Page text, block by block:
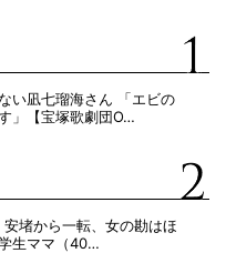
い凪七瑠海さん 「エビの
」【宝塚歌劇団O…
堵から一転、女の勘はほ
生ママ（40…